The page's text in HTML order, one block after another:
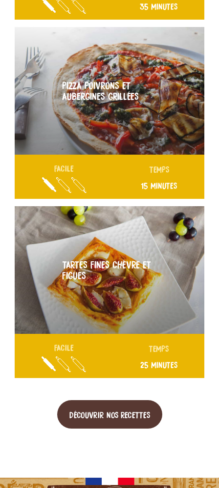
35 MINUTES
PIZZA POIVRONS ET
AUBERGINES GRILLÉES
FACILE TEMPS
15 MINUTES
TARTES FINES CHÈVRE ET
FIGUES
FACILE TEMPS
25 MINUTES
DÉCOUVRIR NOS RECETTES